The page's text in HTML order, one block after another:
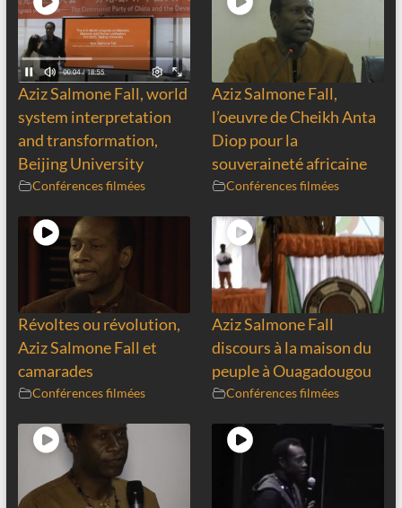
Aziz Salmone Fall, world
system interpretation
and transformation,
Beijing University
Conférences filmées
Aziz Salmone Fall,
l’oeuvre de Cheikh Anta
Diop pour la
souveraineté africaine
Conférences filmées
Révoltes ou révolution,
Aziz Salmone Fall et
camarades
Conférences filmées
Aziz Salmone Fall
discours à la maison du
peuple à Ouagadougou
Conférences filmées